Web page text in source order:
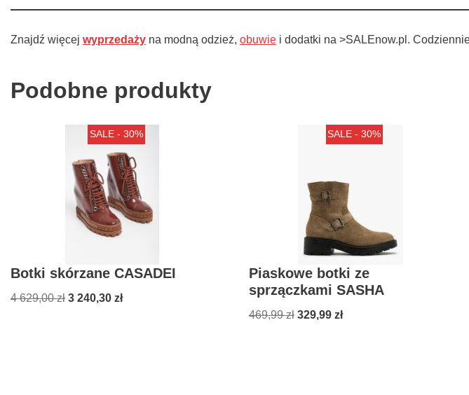
Znajdź więcej wyprzedaży na modną odzież, obuwie i dodatki na >SALEnow.pl.
Podobne produkty
SALE - 30%
Botki skórzane CASADEI
4 629,00zł 3 240,30 zł
SALE - 30%
Piaskowe botki ze
sprzączkami SASHA
469,99zł 329,99 zł